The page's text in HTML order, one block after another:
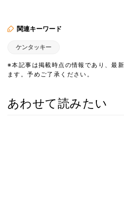
関連キーワード
ケンタッキー
※本記事は掲載時点の情報であり、最
ます。予めご了承ください。
あわせて読みたい